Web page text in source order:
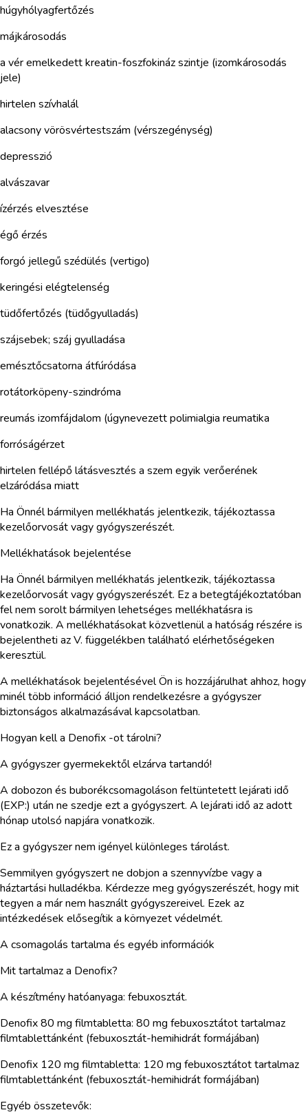
húgyhólyagfertőzés
májkárosodás
a vér emelkedett kreatin-foszfokináz szintje (izomkárosodás
jele)
hirtelen szívhalál
alacsony vörösvértestszám (vérszegénység)
depresszió
alvászavar
ízérzés elvesztése
égő érzés
forgó jellegű szédülés (vertigo)
keringési elégtelenség
tüdőfertőzés (tüdőgyulladás)
szájsebek; száj gyulladása
emésztőcsatorna átfúródása
rotátorköpeny-szindróma
reumás izomfájdalom (úgynevezett polimialgia reumatika
forróságérzet
hirtelen fellépő látásvesztés a szem egyik verőerének
elzáródása miatt
Ha Önnél bármilyen mellékhatás jelentkezik, tájékoztassa
kezelőorvosát vagy gyógyszerészét.
Mellékhatások bejelentése
Ha Önnél bármilyen mellékhatás jelentkezik, tájékoztassa
kezelőorvosát vagy gyógyszerészét. Ez a betegtájékoztatóban
fel nem sorolt bármilyen lehetséges mellékhatásra is
vonatkozik. A mellékhatásokat közvetlenül a hatóság részére is
bejelentheti az V. függelékben található elérhetőségeken
keresztül.
A mellékhatások bejelentésével Ön is hozzájárulhat ahhoz, hogy
minél több információ álljon rendelkezésre a gyógyszer
biztonságos alkalmazásával kapcsolatban.
Hogyan kell a Denofix -ot tárolni?
A gyógyszer gyermekektől elzárva tartandó!
A dobozon és buborékcsomagoláson feltüntetett lejárati idő
(EXP:) után ne szedje ezt a gyógyszert. A lejárati idő az adott
hónap utolsó napjára vonatkozik.
Ez a gyógyszer nem igényel különleges tárolást.
Semmilyen gyógyszert ne dobjon a szennyvízbe vagy a
háztartási hulladékba. Kérdezze meg gyógyszerészét, hogy mit
tegyen a már nem használt gyógyszereivel. Ezek az
intézkedések elősegítik a környezet védelmét.
A csomagolás tartalma és egyéb információk
Mit tartalmaz a Denofix?
A készítmény hatóanyaga: febuxosztát.
Denofix 80 mg filmtabletta: 80 mg febuxosztátot tartalmaz
filmtablettánként (febuxosztát-hemihidrát formájában)
Denofix 120 mg filmtabletta: 120 mg febuxosztátot tartalmaz
filmtablettánként (febuxosztát-hemihidrát formájában)
Egyéb összetevők: